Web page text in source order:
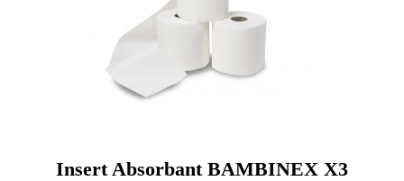
Insert Absorbant BAMBINEX X3